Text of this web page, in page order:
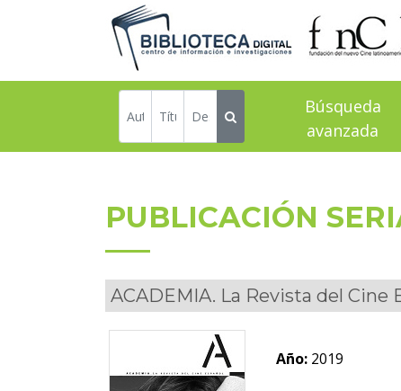
Búsqueda
avanzada
PUBLICACIÓN
ACADEMIA. La Revista del Cine
Año: 2019